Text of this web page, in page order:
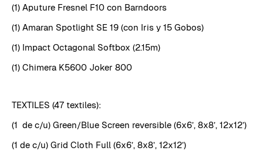
(1) Aputure Fresnel F10 con Barndoors
(1) Amaran Spotlight SE 19 (con Iris y 15 Gobos)
(1) Impact Octagonal Softbox (2.15m)
(1) Chimera K5600 Joker 800
TEXTILES (47 textiles):
(1 de c/u) Green/Blue Screen reversible (6x6’, 8x8’, 12x12’)
(1 de c/u) Grid Cloth Full (6x6’, 8x8’, 12x12’)